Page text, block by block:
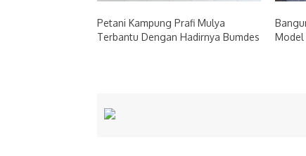
Petani Kampung Prafi Mulya
Terbantu Dengan Hadirnya Bumdes
Model